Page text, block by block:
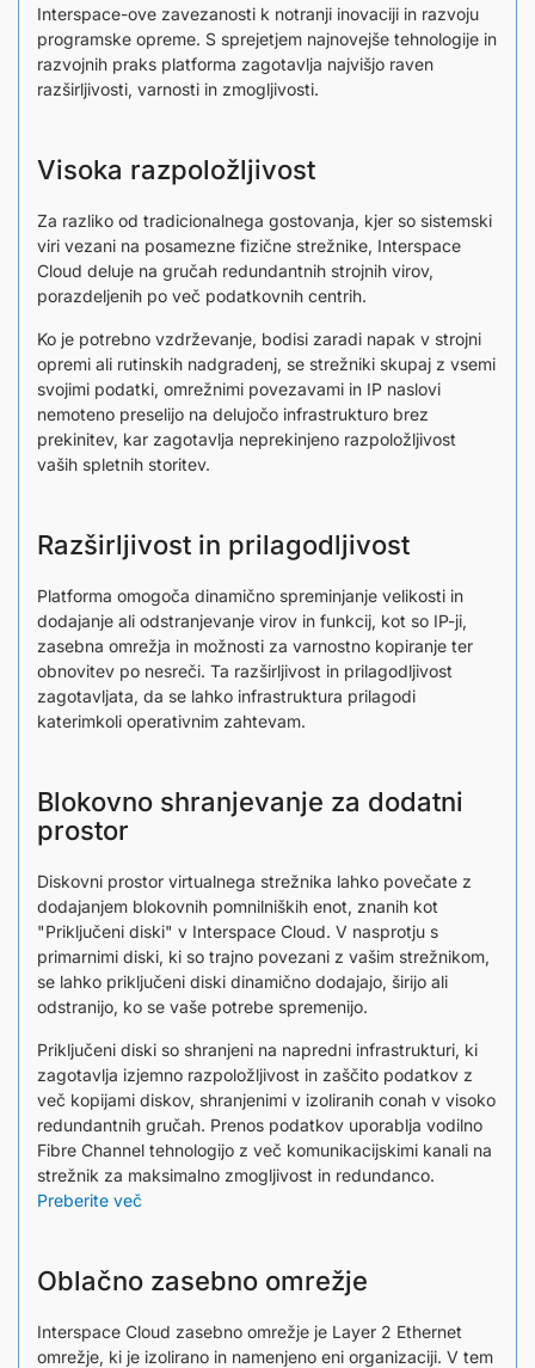
Interspace-ove zavezanosti k notranji inovaciji in razvoju
programske opreme. S sprejetjem najnovejše tehnologije in
razvojnih praks platforma zagotavlja najvišjo raven
razširljivosti, varnosti in zmogljivosti.
Visoka razpoložljivost
Za razliko od tradicionalnega gostovanja, kjer so sistemski
viri vezani na posamezne fizične strežnike, Interspace
Cloud deluje na gručah redundantnih strojnih virov,
porazdeljenih po več podatkovnih centrih.
Ko je potrebno vzdrževanje, bodisi zaradi napak v strojni
opremi ali rutinskih nadgradenj, se strežniki skupaj z vsemi
svojimi podatki, omrežnimi povezavami in IP naslovi
nemoteno preselijo na delujočo infrastrukturo brez
prekinitev, kar zagotavlja neprekinjeno razpoložljivost
vaših spletnih storitev.
Razširljivost in prilagodljivost
Platforma omogoča dinamično spreminjanje velikosti in
dodajanje ali odstranjevanje virov in funkcij, kot so IP-ji,
zasebna omrežja in možnosti za varnostno kopiranje ter
obnovitev po nesreči. Ta razširljivost in prilagodljivost
zagotavljata, da se lahko infrastruktura prilagodi
katerimkoli operativnim zahtevam.
Blokovno shranjevanje za dodatni
prostor
Diskovni prostor virtualnega strežnika lahko povečate z
dodajanjem blokovnih pomnilniških enot, znanih kot
"Priključeni diski" v Interspace Cloud. V nasprotju s
primarnimi diski, ki so trajno povezani z vašim strežnikom,
se lahko priključeni diski dinamično dodajajo, širijo ali
odstranijo, ko se vaše potrebe spremenijo.
Priključeni diski so shranjeni na napredni infrastrukturi, ki
zagotavlja izjemno razpoložljivost in zaščito podatkov z
več kopijami diskov, shranjenimi v izoliranih conah v visoko
redundantnih gručah. Prenos podatkov uporablja vodilno
Fibre Channel tehnologijo z več komunikacijskimi kanali na
strežnik za maksimalno zmogljivost in redundanco.
Preberite več
Oblačno zasebno omrežje
Interspace Cloud zasebno omrežje je Layer 2 Ethernet
omrežje, ki je izolirano in namenjeno eni organizaciji. V tem